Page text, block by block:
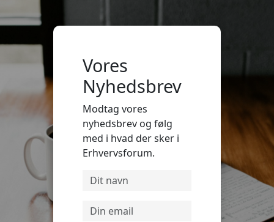
Vores
Nyhedsbrev
Modtag vores
nyhedsbrev og følg
med i hvad der sker i
Erhvervsforum.